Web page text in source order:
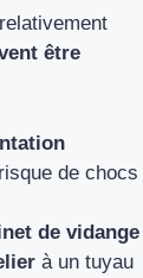
être
de chocs
de vidange
à un tuyau